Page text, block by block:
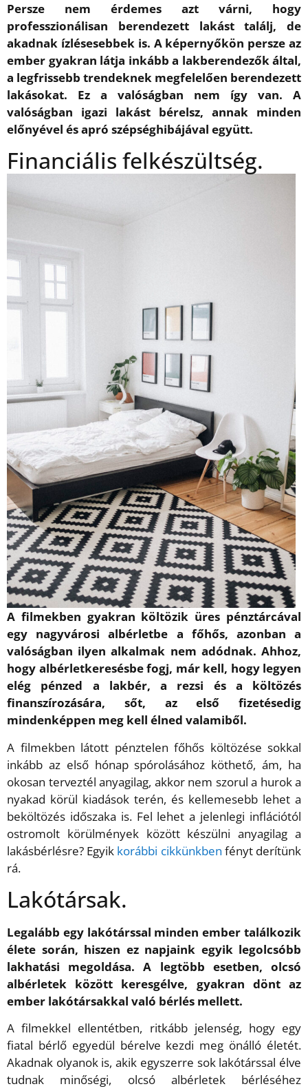
Persze nem érdemes azt várni, hogy
professzionálisan berendezett lakást találj, de
akadnak ízlésesebbek is. A képernyőkön persze az
ember gyakran látja inkább a lakberendezők által,
a legfrissebb trendeknek megfelelően berendezett
lakásokat. Ez a valóságban nem így van. A
valóságban igazi lakást bérelsz, annak minden
előnyével és apró szépséghibájával együtt.
Financiális felkészültség.
A filmekben gyakran költözik üres pénztárcával
egy nagyvárosi albérletbe a főhős, azonban a
valóságban ilyen alkalmak nem adódnak. Ahhoz,
hogy albérletkeresésbe fogj, már kell, hogy legyen
elég pénzed a lakbér, a rezsi és a költözés
finanszírozására, sőt, az első fizetésedig
mindenképpen meg kell élned valamiből.
A filmekben látott pénztelen főhős költözése sokkal
inkább az első hónap spórolásához köthető, ám, ha
okosan terveztél anyagilag, akkor nem szorul a hurok a
nyakad körül kiadások terén, és kellemesebb lehet a
beköltözés időszaka is. Fel lehet a jelenlegi inflációtól
ostromolt körülmények között készülni anyagilag a
lakásbérlésre? Egyik korábbi cikkünkben fényt derítünk
rá.
Lakótársak.
Legalább egy lakótárssal minden ember találkozik
élete során, hiszen ez napjaink egyik legolcsóbb
lakhatási megoldása. A legtöbb esetben, olcsó
albérletek között keresgélve, gyakran dönt az
ember lakótársakkal való bérlés mellett.
A filmekkel ellentétben, ritkább jelenség, hogy egy
fiatal bérlő egyedül bérelve kezdi meg önálló életét.
Akadnak olyanok is, akik egyszerre sok lakótárssal élve
tudnak minőségi, olcsó albérletek bérléséhez